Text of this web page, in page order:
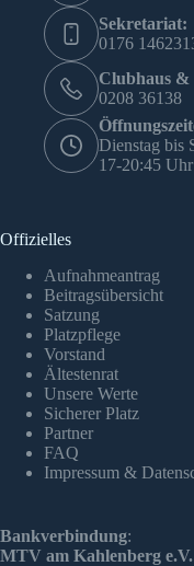
Sekretariat:
0176
Clubhaus &
0208 36138
Dienstag bis
17-20:45 Uhr
Offizielles
Aufnahmeantrag
Beitragsübersicht
Satzung
Platzpflege
Vorstand
Ältestenrat
Unsere Werte
Sicherer Platz
Partner
FAQ
Impressum &
Bankverbindung:
MTV am Kahlenberg e.V.